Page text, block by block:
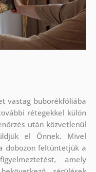
vastag buborékfóliába
rétegekkel külön
után közvetlenül
el Önnek. Mivel
dobozon feltüntetjük a
amely